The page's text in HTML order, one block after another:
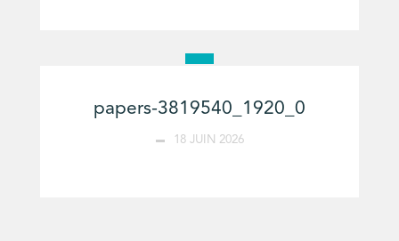
papers-3819540_1920_0
18 JUIN 2026